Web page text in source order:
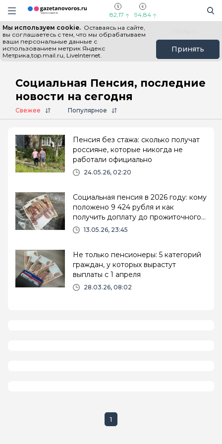
Информационный портал "ГазетаНоворос.ру"
Навигация сайта
82,17 94,84
Мы используем cookie. Оставаясь на сайте,
вы соглашаетесь с тем, что мы обрабатываем
ваши персональные данные с
использованием метрик Яндекс
Метрика,top.mail.ru, LiveInternet.
Принять
Все новости Новости России
Главная # Социальная Пенсия
Социальная Пенсия, последние
новости на сегодня
Свежее Популярное
Пенсия без стажа: сколько получат
россияне, которые никогда не
работали официально
24.05.26, 02:20
Социальная пенсия в 2026 году: кому
положено 9 424 рубля и как
получить доплату до прожиточного
минимума
13.05.26, 23:45
Не только пенсионеры: 5 категорий
граждан, у которых вырастут
выплаты с 1 апреля
28.03.26, 08:02
1